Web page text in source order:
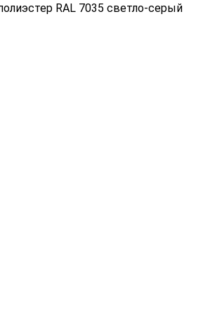
RAL 7035 светло-серый